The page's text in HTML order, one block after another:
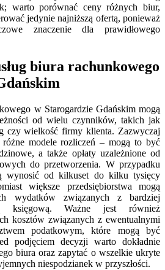
warto porównać ceny różnych biur,
jedynie najniższą ofertą, ponieważ
znaczenie dla prawidłowego
biura rachunkowego
w Starogardzie Gdańskim mogą
od wielu czynników, takich jak
czy wielkość firmy klienta. Zazwyczaj
modele rozliczeń – mogą to być
a także opłaty uzależnione od
do przetworzenia. W przypadku
wynosić od kilkuset do kilku tysięcy
większe przedsiębiorstwa mogą
wydatków związanych z bardziej
księgową. Ważne jest również
kosztów związanych z ewentualnymi
podatkowym, które mogą być
podjęciem decyzji warto dokładnie
biura oraz zapytać o wszelkie ukryte
niespodzianek w przyszłości.